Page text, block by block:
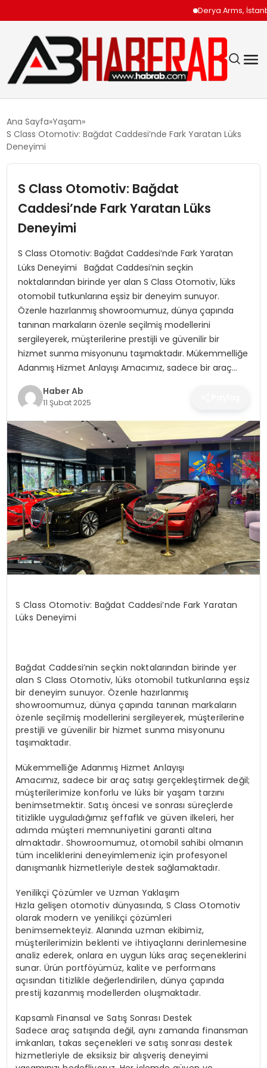
Derya Arms,
EKONOMI
TEKNOLOJI
SAĞLIK
MAGAZIN
YAŞAM
Ana Sayfa Yaşam
S Class Otomotiv: Bağdat Caddesi’nde Fark Yaratan Lüks
Deneyimi
S Class Otomotiv: Bağdat
Caddesi’nde Fark Yaratan Lüks
Deneyimi
S Class Otomotiv: Bağdat Caddesi’nde Fark Yaratan
Lüks Deneyimi Bağdat Caddesi’nin seçkin
noktalarından birinde yer alan S Class Otomotiv, lüks
otomobil tutkunlarına eşsiz bir deneyim sunuyor.
Özenle hazırlanmış showroomumuz, dünya çapında
tanınan markaların özenle seçilmiş modellerini
sergileyerek, müşterilerine prestijli ve güvenilir bir
hizmet sunma misyonunu taşımaktadır. Mükemmelliğe
Adanmış Hizmet Anlayışı Amacımız, sadece bir araç…
Haber Ab
11 Şubat 2025
S Class Otomotiv: Bağdat Caddesi’nde Fark Yaratan
Lüks Deneyimi
Bağdat Caddesi’nin seçkin noktalarından birinde yer
alan S Class Otomotiv, lüks otomobil tutkunlarına eşsiz
bir deneyim sunuyor. Özenle hazırlanmış
showroomumuz, dünya çapında tanınan markaların
özenle seçilmiş modellerini sergileyerek, müşterilerine
prestijli ve güvenilir bir hizmet sunma misyonunu
taşımaktadır.
Mükemmelliğe Adanmış Hizmet Anlayışı
Amacımız, sadece bir araç satışı gerçekleştirmek değil;
müşterilerimize konforlu ve lüks bir yaşam tarzını
benimsetmektir. Satış öncesi ve sonrası süreçlerde
titizlikle uyguladığımız şeffaflık ve güven ilkeleri, her
adımda müşteri memnuniyetini garanti altına
almaktadır. Showroomumuz, otomobil sahibi olmanın
tüm inceliklerini deneyimlemeniz için profesyonel
danışmanlık hizmetleriyle destek sağlamaktadır.
Yenilikçi Çözümler ve Uzman Yaklaşım
Hızla gelişen otomotiv dünyasında, S Class Otomotiv
olarak modern ve yenilikçi çözümleri
benimsemekteyiz. Alanında uzman ekibimiz,
müşterilerimizin beklenti ve ihtiyaçlarını derinlemesine
analiz ederek, onlara en uygun lüks araç seçeneklerini
sunar. Ürün portföyümüz, kalite ve performans
açısından titizlikle değerlendirilen, dünya çapında
prestij kazanmış modellerden oluşmaktadır.
Kapsamlı Finansal ve Satış Sonrası Destek
Sadece araç satışında değil, aynı zamanda finansman
imkanları, takas seçenekleri ve satış sonrası destek
hizmetleriyle de eksiksiz bir alışveriş deneyimi